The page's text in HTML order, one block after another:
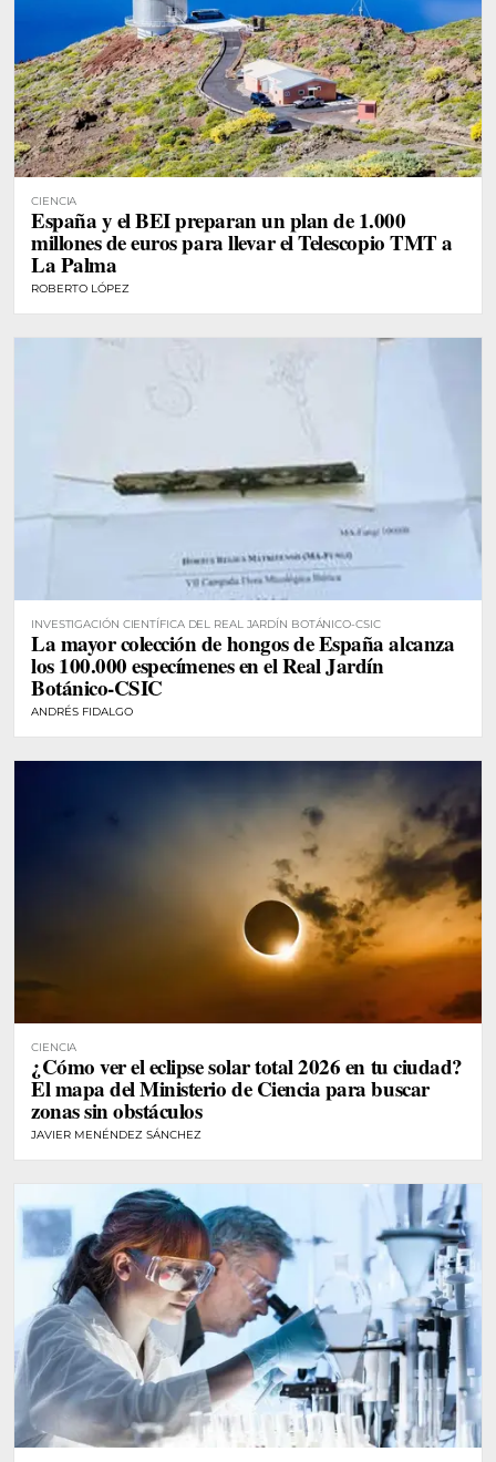
CIENCIA
España y el BEI preparan un plan de 1.000
millones de euros para llevar el Telescopio TMT a
La Palma
ROBERTO LÓPEZ
INVESTIGACIÓN CIENTÍFICA DEL REAL JARDÍN BOTÁNICO-CSIC
La mayor colección de hongos de España alcanza
los 100.000 especímenes en el Real Jardín
Botánico-CSIC
ANDRÉS FIDALGO
CIENCIA
¿Cómo ver el eclipse solar total 2026 en tu ciudad?
El mapa del Ministerio de Ciencia para buscar
zonas sin obstáculos
JAVIER MENÉNDEZ SÁNCHEZ